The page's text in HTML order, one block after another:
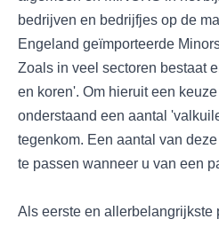
bedrijven en bedrijfjes op de
Engeland geïmporteerde
Zoals in veel sectoren bestaat
en koren'. Om hieruit een
onderstaand een aantal
tegenkom. Een aantal van
te passen wanneer u van een
Als eerste en allerbelangrijkste